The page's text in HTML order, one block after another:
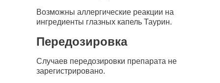
Возможны аллергические реакции на
ингредиенты глазных капель Таурин.
Передозировка
Случаев передозировки препарата не
зарегистрировано.